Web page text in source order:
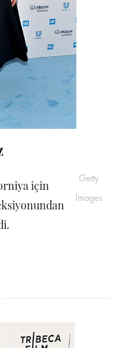
için
Getty
Images